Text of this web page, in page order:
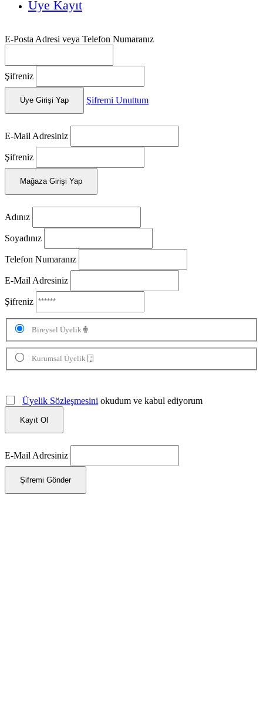
Üye Kayıt
E-Posta Adresi veya Telefon Numaranız
Şifreniz
Üye Girişi Yap Şifremi Unuttum
E-Mail Adresiniz
Şifreniz
Mağaza Girişi Yap
Adınız
Soyadınız
Telefon Numaranız
E-Mail Adresiniz
Şifreniz
Bireysel Üyelik
Kurumsal Üyelik
Üyelik Sözleşmesini okudum ve kabul ediyorum
Kayıt Ol
E-Mail Adresiniz
Şifremi Gönder